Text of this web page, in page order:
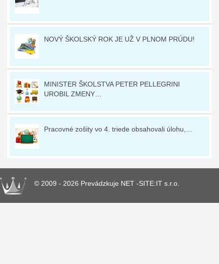
NOVÝ ŠKOLSKÝ ROK JE UŽ V PLNOM PRÚDU!
MINISTER ŠKOLSTVA PETER PELLEGRINI
UROBIL ZMENY…
Pracovné zošity vo 4. triede obsahovali úlohu,…
© 2009 - 2026 Prevádzkuje NET -SITE:IT s.r.o.